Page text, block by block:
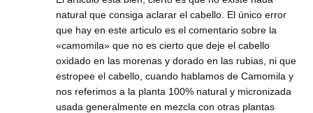
natural que consiga aclarar el cabello. El único error
que hay en este articulo es el comentario sobre la
«camomila» que no es cierto que deje el cabello
oxidado en las morenas y dorado en las rubias, ni que
estropee el cabello, cuando hablamos de Camomila y
nos referimos a la planta 100% natural y micronizada
usada generalmente en mezcla con otras plantas